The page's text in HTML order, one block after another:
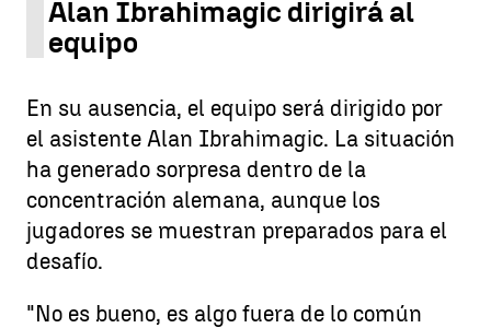
Alan Ibrahimagic dirigirá al
equipo
En su ausencia, el equipo será dirigido por
el asistente Alan Ibrahimagic. La situación
ha generado sorpresa dentro de la
concentración alemana, aunque los
jugadores se muestran preparados para el
desafío.
"No es bueno, es algo fuera de lo común